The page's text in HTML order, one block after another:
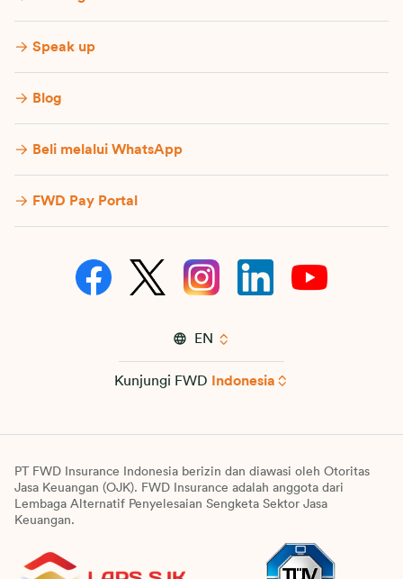
Speak up
Blog
Beli melalui WhatsApp
FWD Pay Portal
EN
Kunjungi FWD Indonesia
PT FWD Insurance Indonesia berizin dan diawasi oleh Otoritas
Jasa Keuangan (OJK). FWD Insurance adalah anggota dari
Lembaga Alternatif Penyelesaian Sengketa Sektor Jasa
Keuangan.